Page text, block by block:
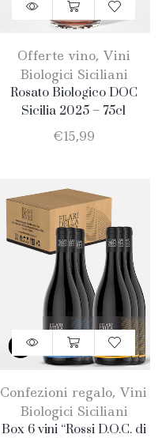
Offerte vino, Vini
Biologici Siciliani
Rosato Biologico DOC
Sicilia 2025 – 75cl
€15,99
Confezioni regalo, Vini
Biologici Siciliani
Box 6 vini “Rossi D.O.C. di